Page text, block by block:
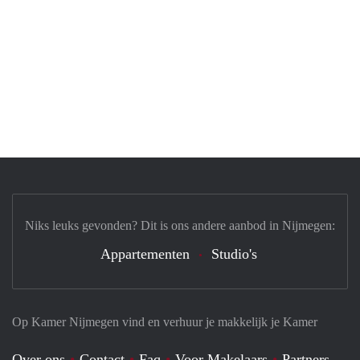
Op Kamer Nijmegen vind en verhuur je makkelijk je Kamer
Niks leuks gevonden? Dit is ons andere aanbod in Nijmegen:
Appartementen Studio's